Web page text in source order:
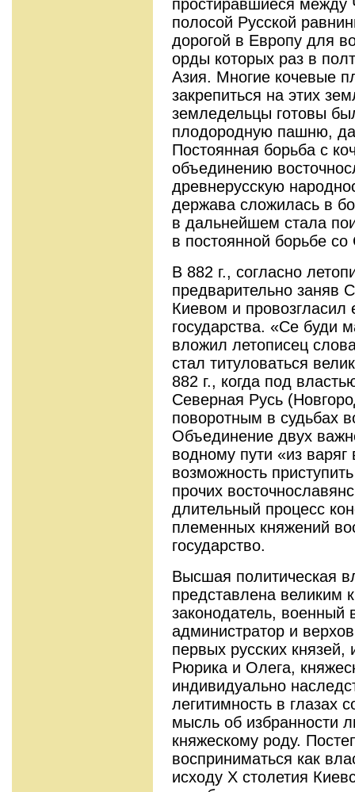
простиравшиеся
полосой Русской
дорогой в Европу для
орды которых раз в
Азия. Многие кочевые
закрепиться на этих
земледельцы готовы
плодородную пашню,
Постоянная борьба с
объединению
древнерусскую
держава сложилась в
в дальнейшем стала
в постоянной борьбе
В 882 г., согласно
предварительно заняв
Киевом и провозгласил
государства. «Се буди
вложил летописец
стал титуловаться
882 г., когда под
Северная Русь
поворотным в судьбах
Объединение двух
водному пути «из
возможность
прочих
длительный процесс
племенных княжений
государство.
Высшая политическая
представлена великим
законодатель, военный
администратор и
первых русских
Рюрика и Олега,
индивидуально
легитимность в глазах
мысль об избранности
княжескому роду.
восприниматься как
исходу X столетия